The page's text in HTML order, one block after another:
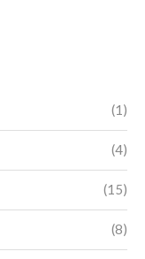
(1)
(4)
(15)
(8)